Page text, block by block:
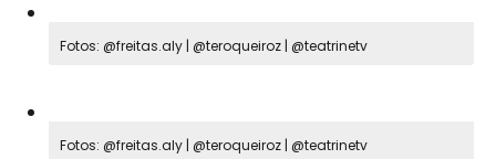
Fotos: @freitas.aly | @teroqueiroz | @teatrinetv
Fotos: @freitas.aly | @teroqueiroz | @teatrinetv